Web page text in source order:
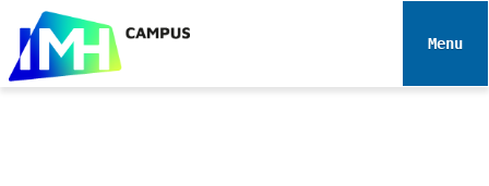
e
Toggle